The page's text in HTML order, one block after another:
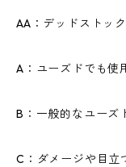
AA：デッドストッ
A：ユーズドでも使
B：一般的なユーズ
C：ダメージや目立